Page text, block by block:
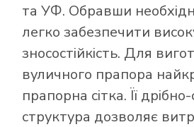
та УФ. Обравши
легко забезпечити
зносостійкість. Для
вуличного прапора
прапорна сітка. Її дрібно-
структура дозволяє